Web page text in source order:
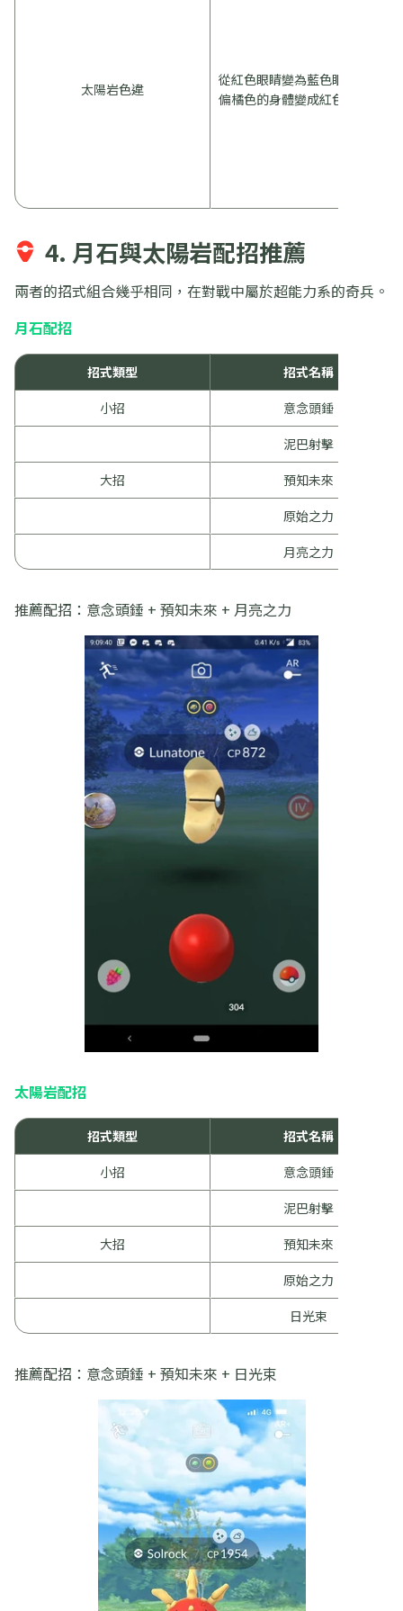
太陽岩色違
從紅色眼睛變為藍色眼睛，原本
偏橘色的身體變成紅色
4. 月石與太陽岩配招推薦
兩者的招式組合幾乎相同，在對戰中屬於超能力系的奇兵。
月石配招
招式類型
招式名稱
小招
意念頭錘
泥巴射擊
大招
預知未來
原始之力
月亮之力
推薦配招：意念頭錘 + 預知未來 + 月亮之力
太陽岩配招
招式類型
招式名稱
小招
意念頭錘
泥巴射擊
大招
預知未來
原始之力
日光束
推薦配招：意念頭錘 + 預知未來 + 日光束